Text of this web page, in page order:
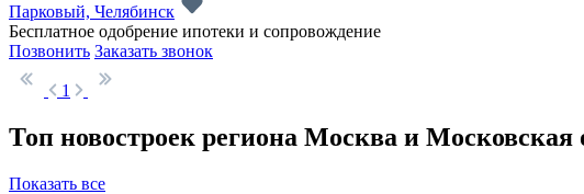
Парковый, Челябинск
Бесплатное одобрение ипотеки и сопровождение
Позвонить Заказать звонок
1
Топ новостроек региона Москва и Московская
Показать все